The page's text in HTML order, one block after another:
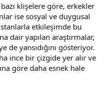
klişelere göre, erkekler
ise sosyal ve duygusal
etkileşimde bu
dair yapılan araştırmalar,
yansıdığını gösteriyor.
ince bir çizgide yer alır ve
göre daha esnek hale